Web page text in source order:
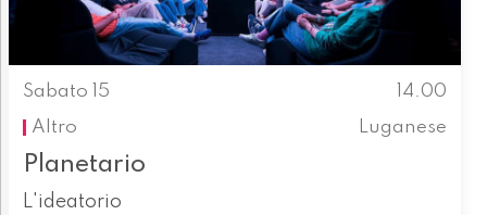
Sabato 15
14.00
Altro
Luganese
Planetario
L'ideatorio